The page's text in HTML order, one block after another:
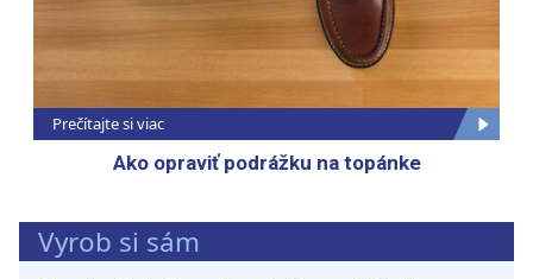
Prečítajte si viac
Ako opraviť podrážku na topánke
Vyrob si sám